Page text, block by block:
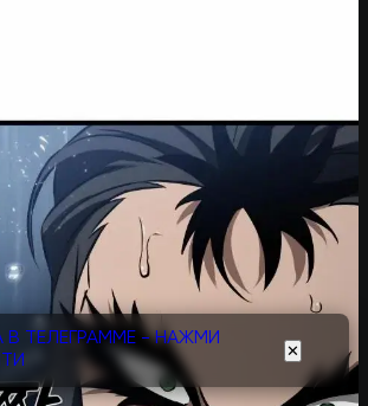
В ТЕЛЕГРАММЕ - НАЖМИ
✕